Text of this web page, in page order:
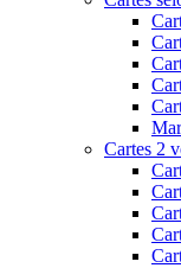
Cartes 2